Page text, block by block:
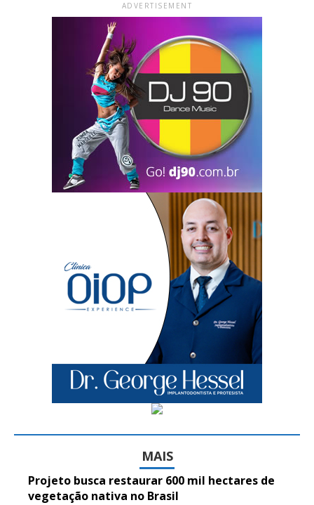
ADVERTISEMENT
MAIS
Projeto busca restaurar 600 mil hectares de
vegetação nativa no Brasil